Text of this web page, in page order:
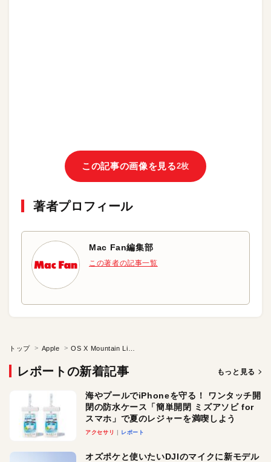
この記事の画像を見る2枚
著者プロフィール
Mac Fan編集部
この著者の記事一覧
トップ Apple
レポートの新着記事 もっと見る
海やプールでiPhoneを守る！ ワンタッチ開
閉の防水ケース「簡単開閉 ミズアソビ for
スマホ」で夏のレジャーを満喫しよう
アクセサリ レポート
オズポケと使いたいDJIのマイクに新モデル